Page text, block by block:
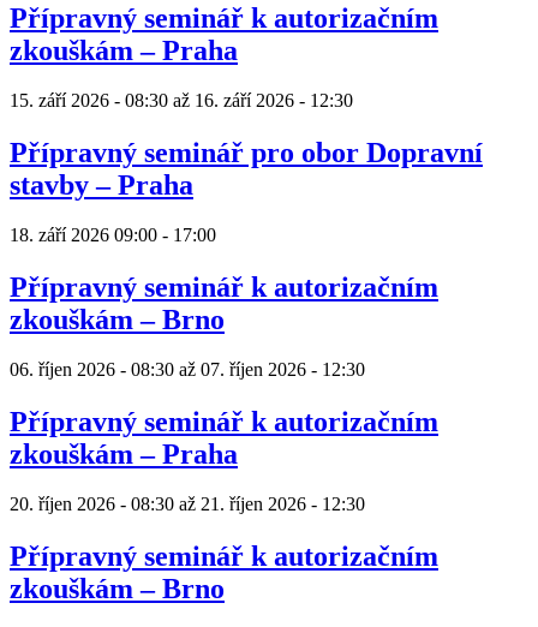
Přípravný seminář k autorizačním
zkouškám – Praha
15. září 2026 - 08:30 až 16. září 2026 - 12:30
Přípravný seminář pro obor Dopravní
stavby – Praha
18. září 2026 09:00 - 17:00
Přípravný seminář k autorizačním
zkouškám – Brno
06. říjen 2026 - 08:30 až 07. říjen 2026 - 12:30
Přípravný seminář k autorizačním
zkouškám – Praha
20. říjen 2026 - 08:30 až 21. říjen 2026 - 12:30
Přípravný seminář k autorizačním
zkouškám – Brno